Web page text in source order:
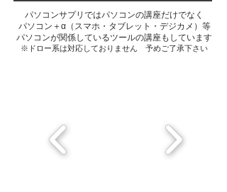
パソコンサプリではパソコンの講座だけでなく
パソコン＋α（スマホ・タブレット・デジカメ）等
​パソコンが関係しているツールの講座もしています
※ドロー系は対応しておりません ​予めご了承下さい